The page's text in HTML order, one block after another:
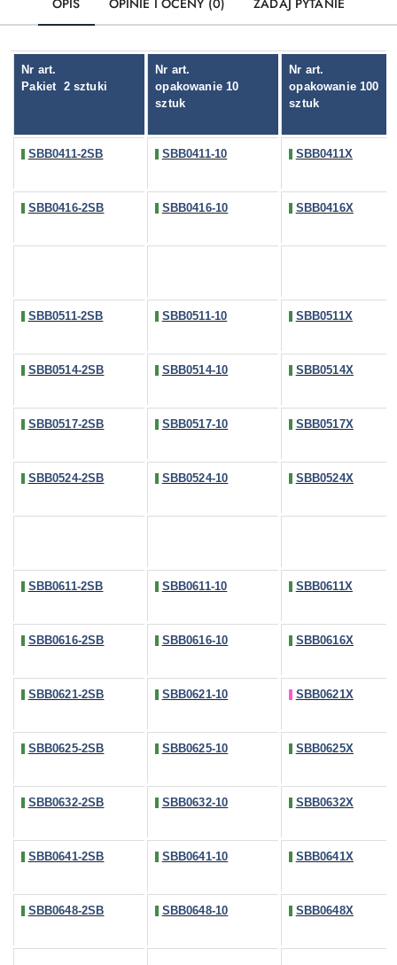
OPIS OPINIE I OCENY (0) ZADAJ PYTANIE
Nr art.
Pakiet 2 sztuki
Nr art.
opakowanie 10
sztuk
Nr art.
opakowanie 100
sztuk
SBB0411-2SB SBB0411-10 SBB0411X
SBB0416-2SB SBB0416-10 SBB0416X
SBB0511-2SB SBB0511-10 SBB0511X
SBB0514-2SB SBB0514-10 SBB0514X
SBB0517-2SB SBB0517-10 SBB0517X
SBB0524-2SB SBB0524-10 SBB0524X
SBB0611-2SB SBB0611-10 SBB0611X
SBB0616-2SB SBB0616-10 SBB0616X
SBB0621-2SB SBB0621-10 SBB0621X
SBB0625-2SB SBB0625-10 SBB0625X
SBB0632-2SB SBB0632-10 SBB0632X
SBB0641-2SB SBB0641-10 SBB0641X
SBB0648-2SB SBB0648-10 SBB0648X